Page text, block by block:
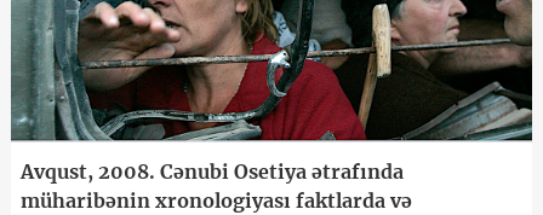
Avqust, 2008. Cənubi Osetiya ətrafında
müharibənin xronologiyası faktlarda və